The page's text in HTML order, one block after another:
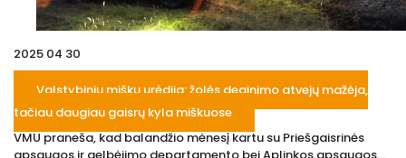
2025 04 30
Valstybinių miškų urėdija: žolės deginimo atvejų mažėja,
tačiau daugiau gaisrų kyla miškuose
VMU praneša, kad balandžio mėnesį kartu su Priešgaisrinės